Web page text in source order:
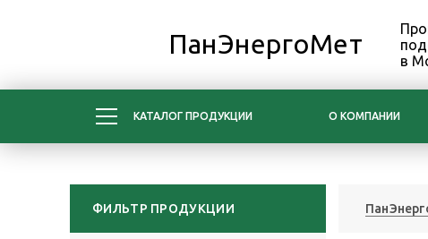
ПанЭнергоМет
в
КАТАЛОГ ПРОДУКЦИИ О КОМПАНИИ
ФИЛЬТР ПРОДУКЦИИ